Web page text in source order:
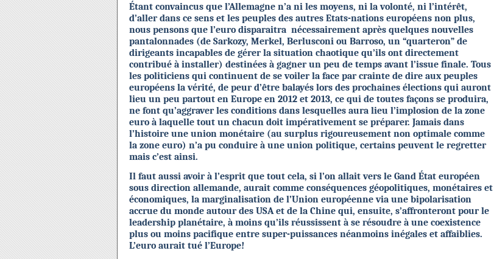
Étant convaincus que l’Allemagne n’a ni les moyens, ni la volonté, ni l’intérêt,
d’aller dans ce sens et les peuples des autres Etats-nations européens non plus,
nous pensons que l’euro disparaitra nécessairement après quelques nouvelles
pantalonnades (de Sarkozy, Merkel, Berlusconi ou Barroso, un “quarteron” de
dirigeants incapables de gérer la situation chaotique qu’ils ont directement
contribué à installer) destinées à gagner un peu de temps avant l’issue finale. Tous
les politiciens qui continuent de se voiler la face par crainte de dire aux peuples
européens la vérité, de peur d’être balayés lors des prochaines élections qui auront
lieu un peu partout en Europe en 2012 et 2013, ce qui de toutes façons se produira,
ne font qu’aggraver les conditions dans lesquelles aura lieu l’implosion de la zone
euro à laquelle tout un chacun doit impérativement se préparer. Jamais dans
l’histoire une union monétaire (au surplus rigoureusement non optimale comme
la zone euro) n’a pu conduire à une union politique, certains peuvent le regretter
mais c’est ainsi.
Il faut aussi avoir à l’esprit que tout cela, si l’on allait vers le Gand État européen
sous direction allemande, aurait comme conséquences géopolitiques, monétaires et
économiques, la marginalisation de l’Union européenne via une bipolarisation
accrue du monde autour des USA et de la Chine qui, ensuite, s’affronteront pour le
leadership planétaire, à moins qu’ils réussissent à se résoudre à une coexistence
plus ou moins pacifique entre super-puissances néanmoins inégales et affaiblies.
L’euro aurait tué l’Europe!